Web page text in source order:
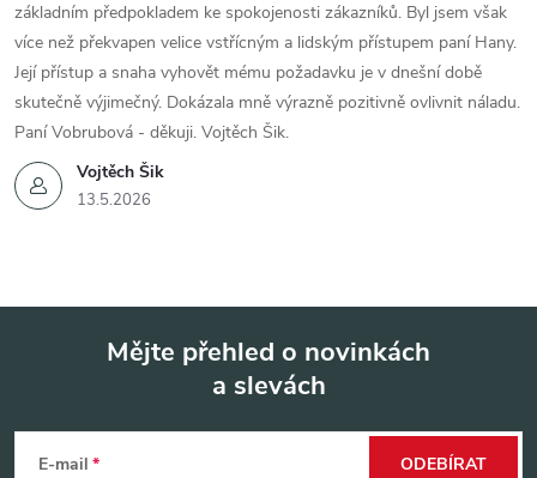
Vojtěch Šik
13.5.2026
základním předpokladem ke spokojenosti zákazníků. Byl jsem však
více než překvapen velice vstřícným a lidským přístupem paní Hany.
Její přístup a snaha vyhovět mému požadavku je v dnešní době
skutečně výjimečný. Dokázala mně výrazně pozitivně ovlivnit náladu.
Paní Vobrubová - děkuji. Vojtěch Šik.
Mějte přehled o novinkách
a slevách
E-mail ODEBÍRAT